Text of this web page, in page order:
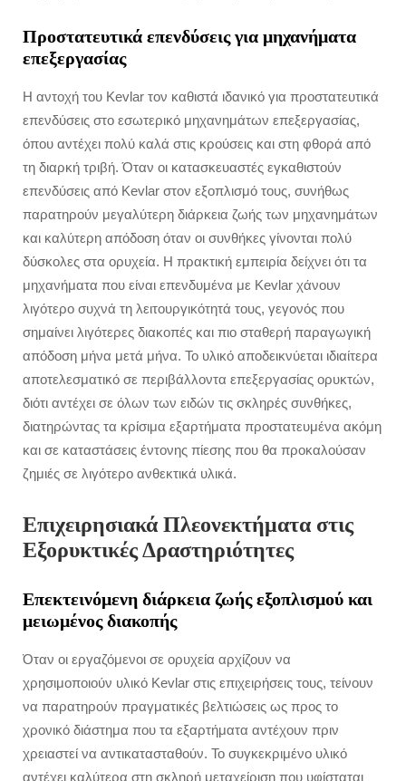
Προστατευτικά επενδύσεις για μηχανήματα
επεξεργασίας
Η αντοχή του Kevlar τον καθιστά ιδανικό για προστατευτικά
επενδύσεις στο εσωτερικό μηχανημάτων επεξεργασίας,
όπου αντέχει πολύ καλά στις κρούσεις και στη φθορά από
τη διαρκή τριβή. Όταν οι κατασκευαστές εγκαθιστούν
επενδύσεις από Kevlar στον εξοπλισμό τους, συνήθως
παρατηρούν μεγαλύτερη διάρκεια ζωής των μηχανημάτων
και καλύτερη απόδοση όταν οι συνθήκες γίνονται πολύ
δύσκολες στα ορυχεία. Η πρακτική εμπειρία δείχνει ότι τα
μηχανήματα που είναι επενδυμένα με Kevlar χάνουν
λιγότερο συχνά τη λειτουργικότητά τους, γεγονός που
σημαίνει λιγότερες διακοπές και πιο σταθερή παραγωγική
απόδοση μήνα μετά μήνα. Το υλικό αποδεικνύεται ιδιαίτερα
αποτελεσματικό σε περιβάλλοντα επεξεργασίας ορυκτών,
διότι αντέχει σε όλων των ειδών τις σκληρές συνθήκες,
διατηρώντας τα κρίσιμα εξαρτήματα προστατευμένα ακόμη
και σε καταστάσεις έντονης πίεσης που θα προκαλούσαν
ζημιές σε λιγότερο ανθεκτικά υλικά.
Επιχειρησιακά Πλεονεκτήματα στις
Εξορυκτικές Δραστηριότητες
Επεκτεινόμενη διάρκεια ζωής εξοπλισμού και
μειωμένος διακοπής
Όταν οι εργαζόμενοι σε ορυχεία αρχίζουν να
χρησιμοποιούν υλικό Kevlar στις επιχειρήσεις τους, τείνουν
να παρατηρούν πραγματικές βελτιώσεις ως προς το
χρονικό διάστημα που τα εξαρτήματα αντέχουν πριν
χρειαστεί να αντικατασταθούν. Το συγκεκριμένο υλικό
αντέχει καλύτερα στη σκληρή μεταχείριση που υφίσταται